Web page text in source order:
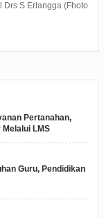
Drs S Erlangga (Fhoto
Pertanahan,
LMS
Guru, Pendidikan